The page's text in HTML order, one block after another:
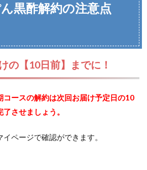
黒酢解約の注意点
の【10日前】までに！
コースの解約は次回お届け予定日の10
させましょう。
ページで確認ができます。